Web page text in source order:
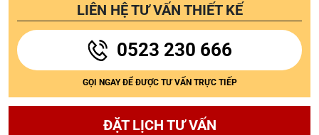
LIÊN HỆ TƯ VẤN THIẾT KẾ
0523 230 666
GỌI NGAY ĐỂ ĐƯỢC TƯ VẤN TRỰC TIẾP
ĐẶT LỊCH TƯ VẤN